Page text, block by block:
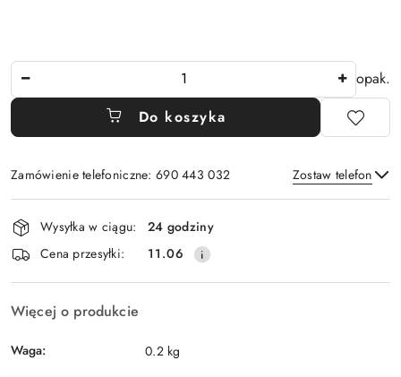
opak.
Do koszyka
Zamówienie telefoniczne: 690 443 032 Zostaw telefon
Wyślij
Dostępność
i
dostawa
Wysyłka w ciągu:
24 godziny
Cena przesyłki:
11.06
Więcej o produkcie
Waga: 0.2 kg